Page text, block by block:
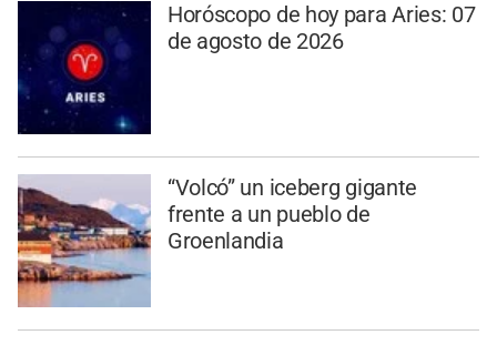
Horóscopo de hoy para Aries: 07
de agosto de 2026
“Volcó” un iceberg gigante
frente a un pueblo de
Groenlandia